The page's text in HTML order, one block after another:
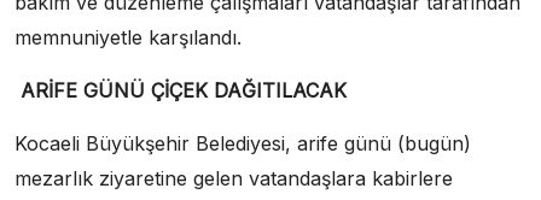
memnuniyetle karşılandı.
ARİFE GÜNÜ ÇİÇEK DAĞITILACAK
Kocaeli Büyükşehir Belediyesi, arife günü (bugün)
mezarlık ziyaretine gelen vatandaşlara kabirlere